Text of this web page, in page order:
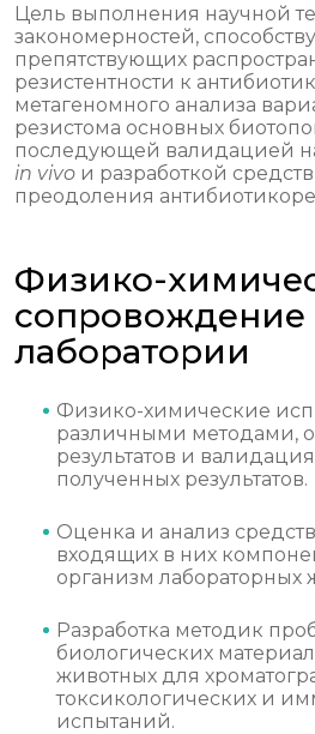
Цель выполнения научной
закономерностей,
препятствующих
резистентности к
метагеномного анализа
резистома основных
последующей валидацией
in vivo и разработкой
преодоления
Физико-
сопровождение
лаборатории
Физико-химические
различными методами,
результатов и
полученных результатов.
Оценка и анализ
входящих в них
организм лабораторных
Разработка методик
биологических
животных для
токсикологических и
испытаний.